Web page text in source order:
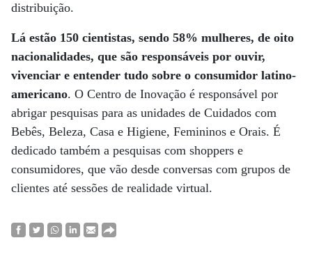
distribuição.
Lá estão 150 cientistas, sendo 58% mulheres, de oito
nacionalidades, que são responsáveis por ouvir,
vivenciar e entender tudo sobre o consumidor latino-
americano. O Centro de Inovação é responsável por
abrigar pesquisas para as unidades de Cuidados com
Bebês, Beleza, Casa e Higiene, Femininos e Orais. É
dedicado também a pesquisas com shoppers e
consumidores, que vão desde conversas com grupos de
clientes até sessões de realidade virtual.